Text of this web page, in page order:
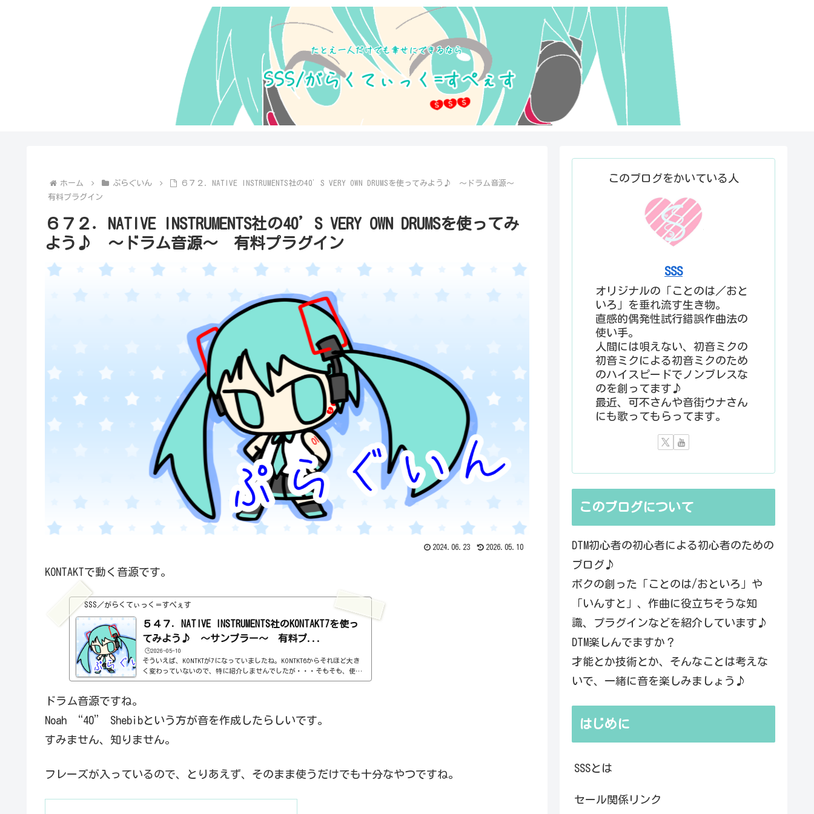
ホーム ぷらぐいん
６７２．NATIVE INSTRUMENTS社の40’S VERY OWN DRUMSを使ってみよう♪ ～ドラム音源～
有料プラグイン
６７２．NATIVE INSTRUMENTS社の40’S VERY OWN DRUMSを使ってみ
よう♪ ～ドラム音源～ 有料プラグイン
2024.06.23 2026.05.10
KONTAKTで動く音源です。
SSS／がらくてぃっく＝すぺぇす
５４７．NATIVE INSTRUMENTS社のKONTAKT7を使っ
てみよう♪ ～サンプラー～ 有料プ...
🕒️2026-05-10
そういえば、KONTKTが7になっていましたね。KONTKT6からそれほど大き
く変わっていないので、特に紹介しませんでしたが・・・そもそも、使い
方というよりも、KONTAKT上で音源プラグインを立ち上げるためのものみ
NTAKT7を単体で買うとかあるのか？と思うので、セール価格とかは、もう
ドラム音源ですね。
Noah “40” Shebibという方が音を作成したらしいです。
すみません、知りません。
フレーズが入っているので、とりあえず、そのまま使うだけでも十分なやつですね。
このブログをかいている人
SSS
オリジナルの「ことのは／おと
いろ」を垂れ流す生き物。
直感的偶発性試行錯誤作曲法の
使い手。
人間には唄えない、初音ミクの
初音ミクによる初音ミクのため
のハイスピードでノンブレスな
のを創ってます♪
最近、可不さんや音街ウナさん
にも歌ってもらってます。
このブログについて
DTM初心者の初心者による初心者のための
ブログ♪
ボクの創った「ことのは/おといろ」や
「いんすと」、作曲に役立ちそうな知
識、プラグインなどを紹介しています♪
DTM楽しんでますか？
才能とか技術とか、そんなことは考えな
いで、一緒に音を楽しみましょう♪
はじめに
SSSとは
セール関係リンク